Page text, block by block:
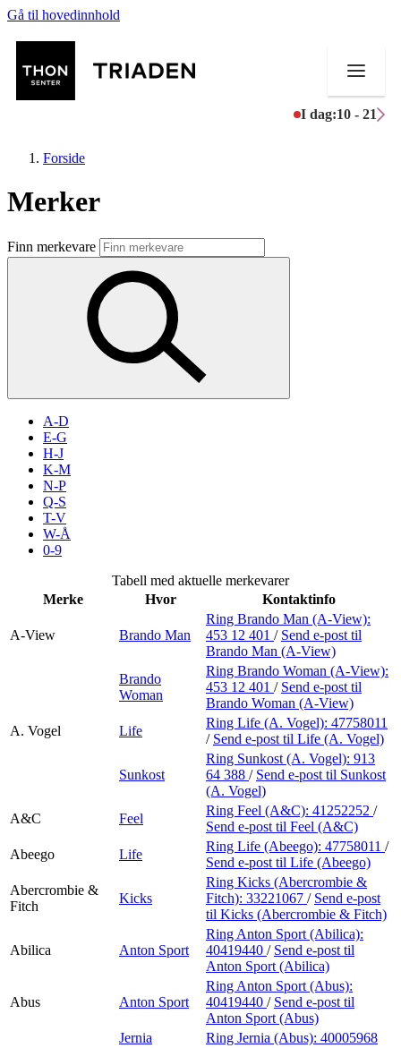
Gå til hovedinnhold
I dag:10 - 21
Butikker
Mat og drikke
Aktiviteter
Inspirasjon
Søk
Praktisk informasjon
Ledige stillinger
Gavekort
Best på service
Forside
Merker
Finn merkevare
A-D
E-G
H-J
K-M
N-P
Q-S
T-V
W-Å
0-9
Tabell med aktuelle merkevarer
Merke
Hvor Kontaktinfo
A-View Brando Man
Ring Brando Man (A-View):
453 12 401 / Send e-post til
Brando Man (A-View)
Brando
Woman
Ring Brando Woman (A-View):
453 12 401 / Send e-post til
Brando Woman (A-View)
A. Vogel
Life
Ring Life (A. Vogel): 47758011
/ Send e-post til Life (A. Vogel)
Sunkost
Ring Sunkost (A. Vogel): 913
64 388 / Send e-post til Sunkost
(A. Vogel)
A&C
Feel
Ring Feel (A&C): 41252252 /
Send e-post til Feel (A&C)
Abeego
Life
Ring Life (Abeego): 47758011 /
Send e-post til Life (Abeego)
Abercrombie &
Fitch
Kicks
Ring Kicks (Abercrombie &
Fitch): 33221067 / Send e-post
til Kicks (Abercrombie & Fitch)
Abilica Anton Sport
Ring Anton Sport (Abilica):
40419440 / Send e-post til
Anton Sport (Abilica)
Abus Anton Sport
Ring Anton Sport (Abus):
40419440 / Send e-post til
Anton Sport (Abus)
Jernia
Ring Jernia (Abus): 40005968